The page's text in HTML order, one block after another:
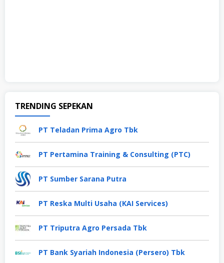
TRENDING SEPEKAN
PT Teladan Prima Agro Tbk
PT Pertamina Training & Consulting (PTC)
PT Sumber Sarana Putra
PT Reska Multi Usaha (KAI Services)
PT Triputra Agro Persada Tbk
PT Bank Syariah Indonesia (Persero) Tbk